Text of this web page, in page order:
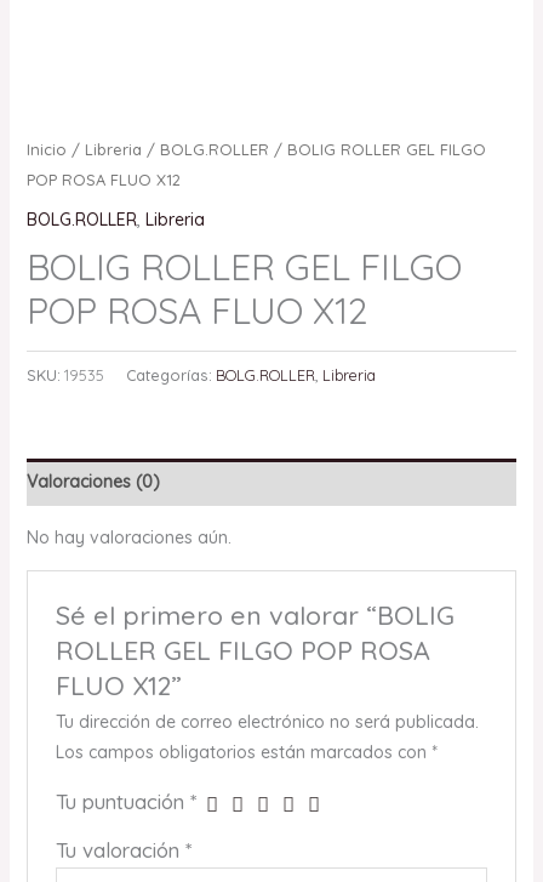
Inicio / Libreria / BOLG.ROLLER / BOLIG ROLLER GEL FILGO
POP ROSA FLUO X12
BOLG.ROLLER, Libreria
BOLIG ROLLER GEL FILGO
POP ROSA FLUO X12
SKU: 19535 Categorías: BOLG.ROLLER Libreria
Valoraciones (0)
No hay valoraciones aún.
Sé el primero en valorar “BOLIG
ROLLER GEL FILGO POP ROSA
FLUO X12”
Tu dirección de correo electrónico no será publicada.
Los campos obligatorios están marcados con *
Tu puntuación *
Tu valoración *